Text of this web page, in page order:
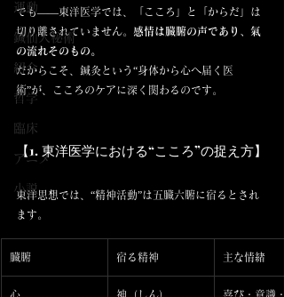
運動
鍼仙人秘術
紹介
哲学
臨床
アニメ
小説
でも――東洋医学では、「こころ」と「からだ」は
切り離されていません。 感情は臓腑の声であり、氣
の流れそのもの。
だからこそ、鍼灸という“身体から心へ届く医
術”が、こころのケアに深く関わるのです。
【1. 東洋医学における“こころ”の捉え方】
東洋思想では、“精神活動”は五臓六腑に宿るとされ
ます。
臓腑 宿る精神 主な情緒
心 神（しん）
喜び・意識